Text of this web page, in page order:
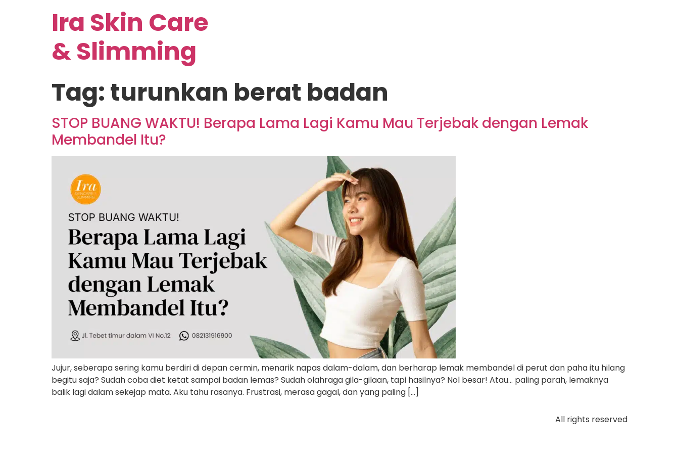
Ira Skin Care
& Slimming
Tag:turunkan berat badan
STOP BUANG WAKTU! Berapa Lama Lagi Kamu Mau Terjebak dengan Lemak
Membandel Itu?
Jujur, seberapa sering kamu berdiri di depan cermin, menarik napas dalam-dalam, dan berharap lemak membandel di perut dan paha itu hilang
begitu saja? Sudah coba diet ketat sampai badan lemas? Sudah olahraga gila-gilaan, tapi hasilnya? Nol besar! Atau… paling parah, lemaknya
balik lagi dalam sekejap mata. Aku tahu rasanya. Frustrasi, merasa gagal, dan yang paling […]
All rights reserved